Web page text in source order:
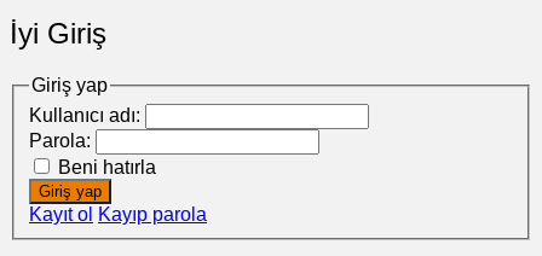
İyi Giriş
Giriş yap
Kullanıcı adı:
Parola:
Beni hatırla
Giriş yap
Kayıt ol Kayıp parola